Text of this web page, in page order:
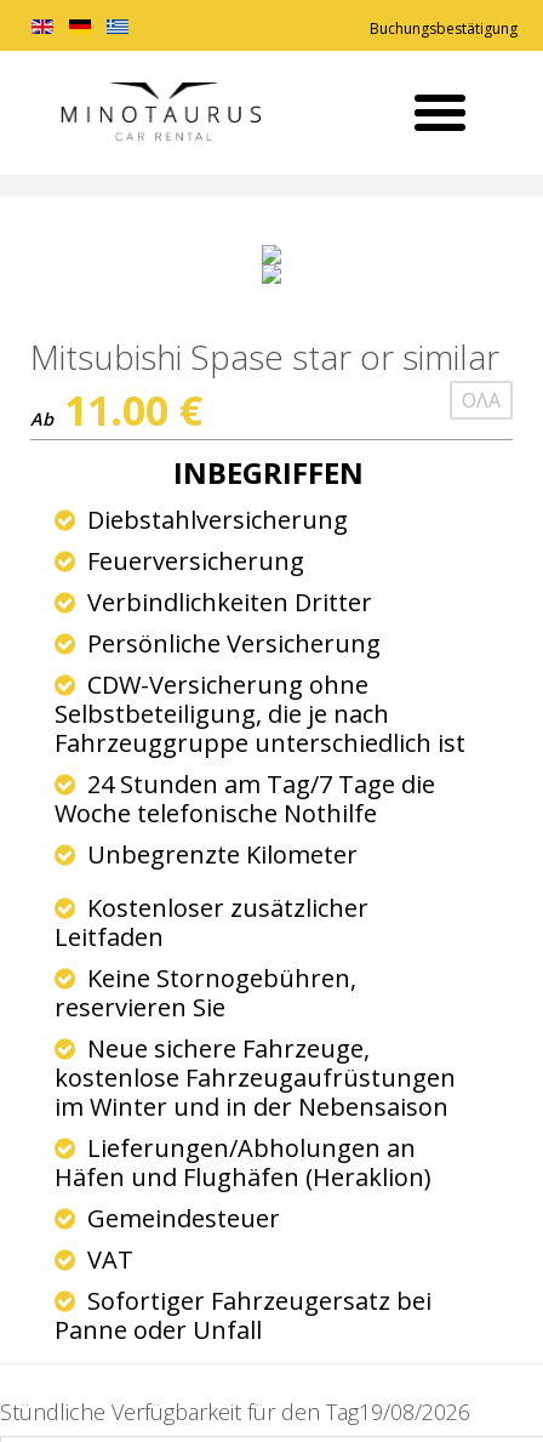
Buchungsbestätigung
Mitsubishi Spase star or similar
ΟΛΑ
Ab 11.00 €
INBEGRIFFEN
Diebstahlversicherung
Feuerversicherung
Verbindlichkeiten Dritter
Persönliche Versicherung
CDW-Versicherung ohne
Selbstbeteiligung, die je nach
Fahrzeuggruppe unterschiedlich ist
24 Stunden am Tag/7 Tage die
Woche telefonische Nothilfe
Unbegrenzte Kilometer
Kostenloser zusätzlicher
Leitfaden
Keine Stornogebühren,
reservieren Sie
Neue sichere Fahrzeuge,
kostenlose Fahrzeugaufrüstungen
im Winter und in der Nebensaison
Lieferungen/Abholungen an
Häfen und Flughäfen (Heraklion)
Gemeindesteuer
VAT
Sofortiger Fahrzeugersatz bei
Panne oder Unfall
Stündliche Verfügbarkeit für den Tag19/08/2026